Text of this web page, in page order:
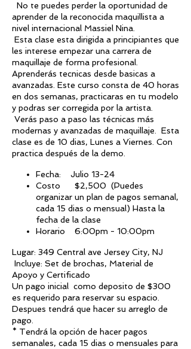
No te puedes perder la oportunidad de
aprender de la reconocida maquillista a
nivel internacional Massiel Nina.
Esta clase esta dirigida a principiantes que
les interese empezar una carrera de
maquillaje de forma profesional.
Aprenderás tecnicas desde basicas a
avanzadas. Este curso consta de 40 horas
en dos semanas, practicaras en tu modelo
y podras ser corregida por la artista.
Verás paso a paso las técnicas más
modernas y avanzadas de maquillaje. Esta
clase es de 10 dias, Lunes a Viernes. Con
practica después de la demo.
Fecha: Julio 13-24
Costo $2,500 (Puedes
organizar un plan de pagos semanal,
cada 15 dias o mensual) Hasta la
fecha de la clase
Horario 6:00pm - 10:00pm
Lugar: 349 Central ave Jersey City, NJ
Incluye: Set de brochas, Material de
Apoyo y Certificado
Un pago inicial como deposito de $300
es requerido para reservar su espacio.
Despues tendrá que hacer su arreglo de
pago.
* Tendrá la opción de hacer pagos
semanales, cada 15 dias o mensuales para